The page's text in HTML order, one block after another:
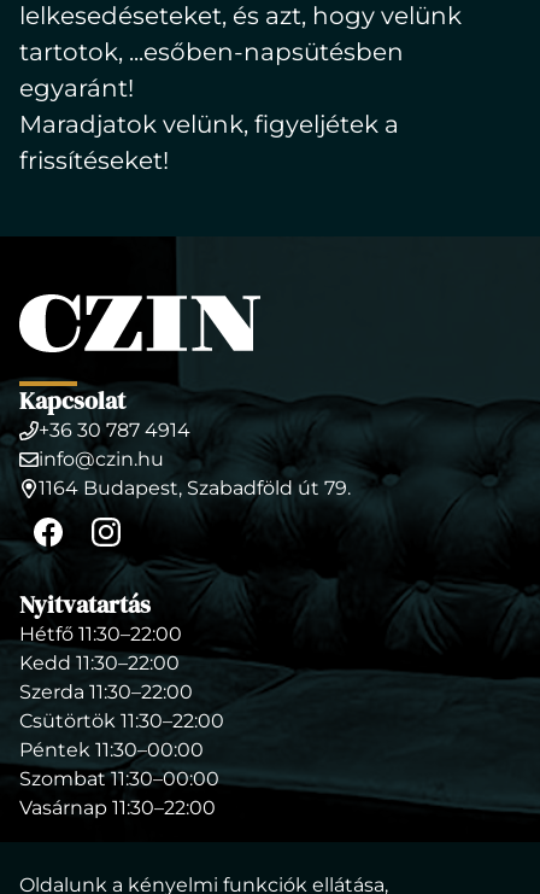
lelkesedéseteket, és azt, hogy velünk
tartotok, ...esőben-napsütésben
egyaránt!
Maradjatok velünk, figyeljétek a
frissítéseket!
Kapcsolat
Telefonszám
+36 30 787 4914
E-
cím
info@czin.hu
1164 Budapest, Szabadföld út 79.
FacebookInstagram
Nyitvatartás
Hétfő 11:30–22:00
Kedd 11:30–22:00
Szerda 11:30–22:00
Csütörtök 11:30–22:00
Péntek 11:30–00:00
Szombat 11:30–00:00
Vasárnap 11:30–22:00
Oldalunk a kényelmi funkciók ellátása,